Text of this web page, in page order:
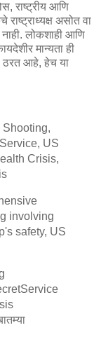
राष्ट्रीय आणि
राष्ट्राध्यक्ष असोत वा
लोकशाही आणि
मान्यता ही
ठरत आहे, हेच या
US
Crisis,
involving
safety, US